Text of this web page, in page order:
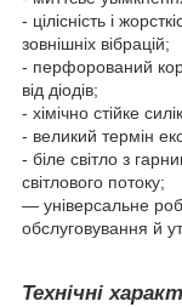
- цілісність і
зовнішніх вібрацій;
- перфорований
від діодів;
- хімічно стійке
- великий термін
- біле світло з
світлового потоку;
— універсальне
обслуговування й
Технічні